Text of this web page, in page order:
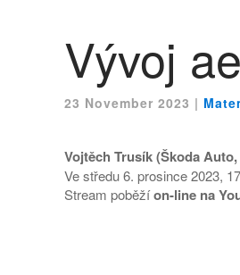
Vývoj
23 November 2023 |
Vojtěch Trusík (Škoda Auto,
Ve středu 6. prosince 2023,
Stream poběžíon-line na